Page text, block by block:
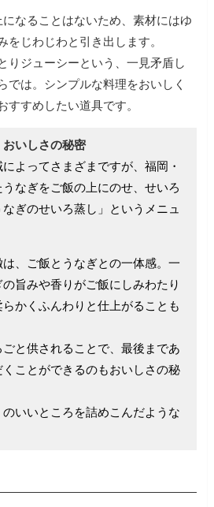
なることはないため、素材にはゆ
をじわじわと引き出します。
りジューシーという、一見矛盾し
では。 シンプルな料理をおいしく
すすめしたい道具です。
おいしさの秘密
よってさまざまですが、福岡・
なぎをご飯の上にのせ、せいろ
ぎのせいろ蒸し」というメニュ
、ご飯とうなぎとの一体感。一
旨みや香りがご飯にしみわたり
かくふんわりと仕上がることも
と供されることで、最後まであ
ことができるのもおいしさの秘
いいところを詰めこんだような